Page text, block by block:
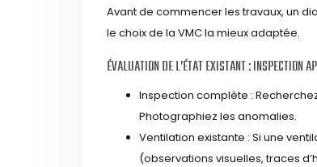
Avant de commencer les travaux, un
le choix de la VMC la mieux adaptée.
ÉVALUATION DE L’ÉTAT EXISTANT : INSPECTION
Inspection complète :
Photographiez les anomalies.
Ventilation existante : Si une
(observations visuelles, traces